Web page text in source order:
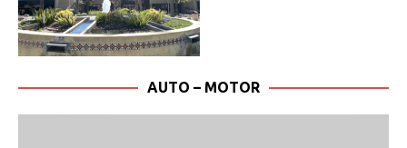
AUTO – MOTOR